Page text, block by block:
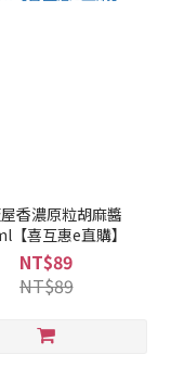
香濃原粒胡麻醬
【喜互惠e直購】
NT$89
NT$89